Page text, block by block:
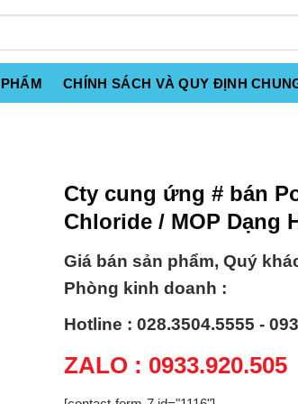
CHÍNH SÁCH VÀ QUY ĐỊNH
Cty cung ứng # bán
Chloride / MOP Dạng
Giá bán sản phẩm, Quý
Phòng kinh doanh :
Hotline : 028.3504.5555 -
ZALO : 0933.920.505